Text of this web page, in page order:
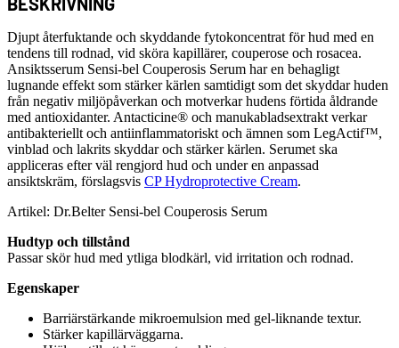
Djupt återfuktande och skyddande fytokoncentrat för hud med en
tendens till rodnad, vid sköra kapillärer, couperose och rosacea.
Ansiktsserum Sensi-bel Couperosis Serum har en behagligt
lugnande effekt som stärker kärlen samtidigt som det skyddar huden
från negativ miljöpåverkan och motverkar hudens förtida åldrande
med antioxidanter. Antacticine® och manukabladsextrakt verkar
antibakteriellt och antiinflammatoriskt och ämnen som LegActif™,
vinblad och lakrits skyddar och stärker kärlen. Serumet ska
appliceras efter väl rengjord hud och under en anpassad
ansiktskräm, förslagsvis CP Hydroprotective Cream.
Artikel: Dr.Belter Sensi-bel Couperosis Serum
Hudtyp och tillstånd
Passar skör hud med ytliga blodkärl, vid irritation och rodnad.
Egenskaper
Barriärstärkande mikroemulsion med gel-liknande textur.
Stärker kapillärväggarna.